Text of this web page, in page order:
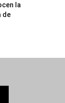
la
de